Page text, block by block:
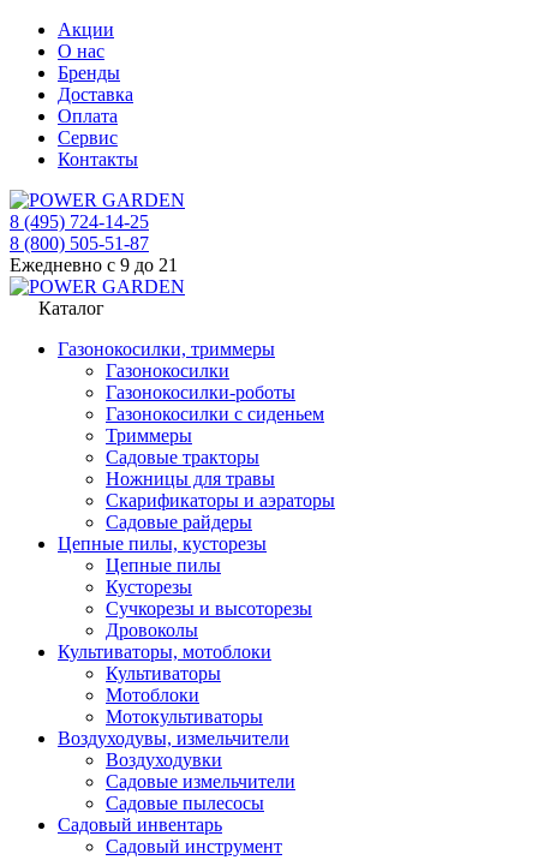
Акции
О нас
Бренды
Доставка
Оплата
Сервис
Контакты
8 (495) 724-14-25
8 (800) 505-51-87
Ежедневно с 9 до 21
Каталог
Газонокосилки, триммеры
Газонокосилки
Газонокосилки-роботы
Газонокосилки с сиденьем
Триммеры
Садовые тракторы
Ножницы для травы
Скарификаторы и аэраторы
Садовые райдеры
Цепные пилы, кусторезы
Цепные пилы
Кусторезы
Сучкорезы и высоторезы
Дровоколы
Культиваторы, мотоблоки
Культиваторы
Мотоблоки
Мотокультиваторы
Воздуходувы, измельчители
Воздуходувки
Садовые измельчители
Садовые пылесосы
Садовый инвентарь
Садовый инструмент